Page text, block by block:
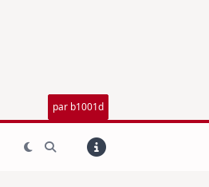
par b1001d